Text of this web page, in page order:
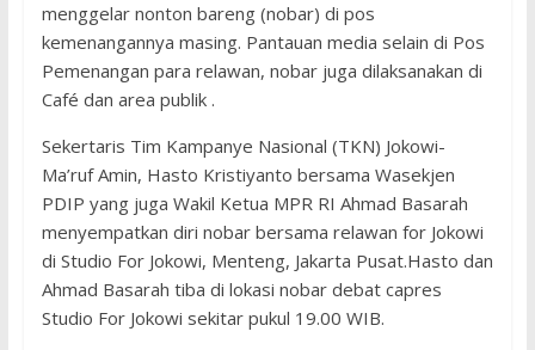
menggelar nonton bareng (nobar) di pos
kemenangannya masing. Pantauan media selain di Pos
Pemenangan para relawan, nobar juga dilaksanakan di
Café dan area publik .
Sekertaris Tim Kampanye Nasional (TKN) Jokowi-
Ma’ruf Amin, Hasto Kristiyanto bersama Wasekjen
PDIP yang juga Wakil Ketua MPR RI Ahmad Basarah
menyempatkan diri nobar bersama relawan for Jokowi
di Studio For Jokowi, Menteng, Jakarta Pusat.Hasto dan
Ahmad Basarah tiba di lokasi nobar debat capres
Studio For Jokowi sekitar pukul 19.00 WIB.